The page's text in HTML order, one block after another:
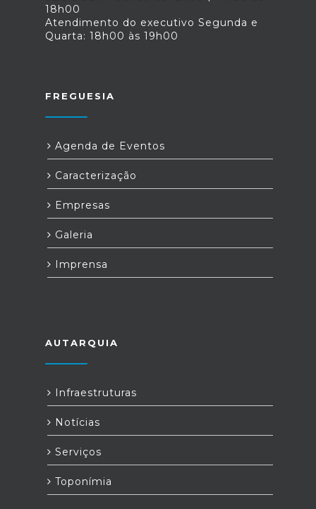
18h00
Atendimento do executivo Segunda e
Quarta: 18h00 às 19h00
FREGUESIA
Agenda de Eventos
Caracterização
Empresas
Galeria
Imprensa
AUTARQUIA
Infraestruturas
Notícias
Serviços
Toponímia